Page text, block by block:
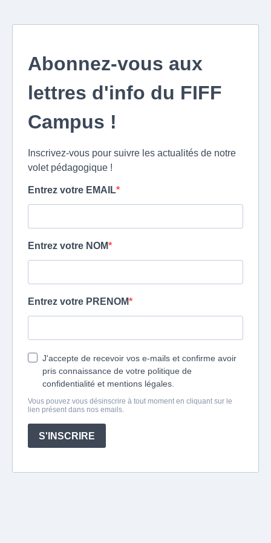
Abonnez-vous aux
lettres d'info du FIFF
Campus !
Inscrivez-vous pour suivre les actualités de notre
volet pédagogique !
Entrez votre EMAIL
Entrez votre NOM
Entrez votre PRENOM
J'accepte de recevoir vos e-mails et confirme avoir
pris connaissance de votre politique de
confidentialité et mentions légales.
Vous pouvez vous désinscrire à tout moment en cliquant sur le
lien présent dans nos emails.
S'INSCRIRE